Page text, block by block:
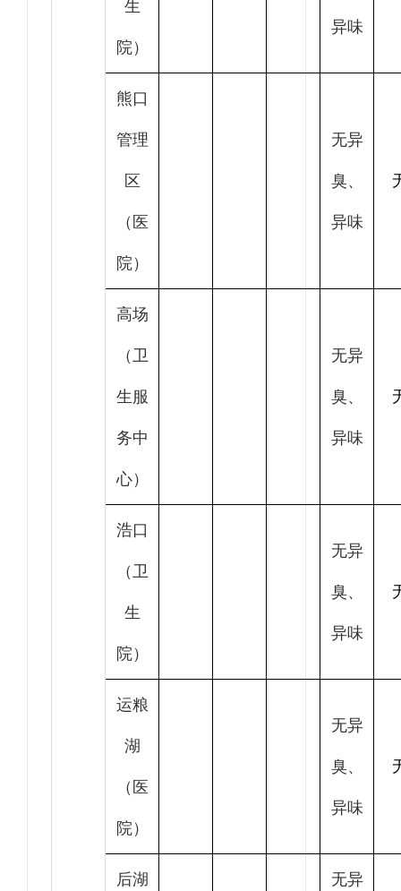
生
院）
异味
熊口
管理
区
（医
院）
无异
臭、
异味
高场
（卫
生服
务中
心）
无异
臭、
异味
浩口
（卫
生
院）
无异
臭、
异味
运粮
湖
（医
院）
无异
臭、
异味
后湖 无异